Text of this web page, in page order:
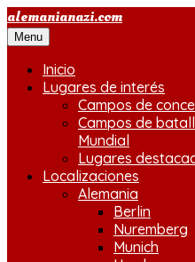
Saltar
al
contenido
alemanianazi.com
Menu
Inicio
Lugares de interés
Campos de
Campos de
Mundial
Lugares
Localizaciones
Alemania
Berlin
Nuremberg
Munich